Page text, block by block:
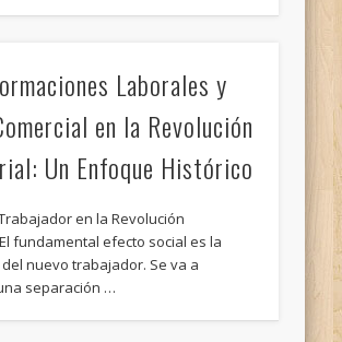
Laborales y
en la Revolución
Un Enfoque Histórico
en la Revolución
fundamental efecto social es la
nuevo trabajador. Se va a
separación …